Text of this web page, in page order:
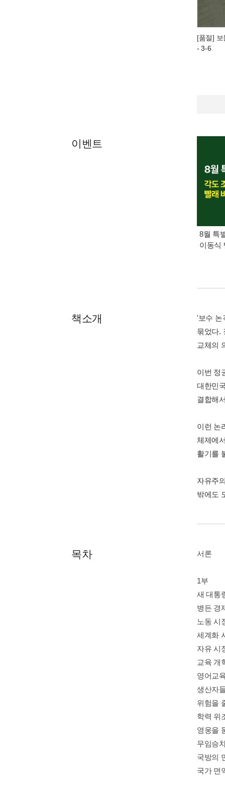
[품절]
- 3-6
이벤트
8월 특
이동식
책소개
'보수 논
묶었다.
교체의
이번 정
대한민
결합해
이런 논
체제에
활기를
자유주
밖에도
목차 서론
1부
새 대통
병든 경
노동 시
세계화
자유 시
교육 개
영어교
생산자
위험을
학력 위
영웅을
무임승
국방의
국가 면